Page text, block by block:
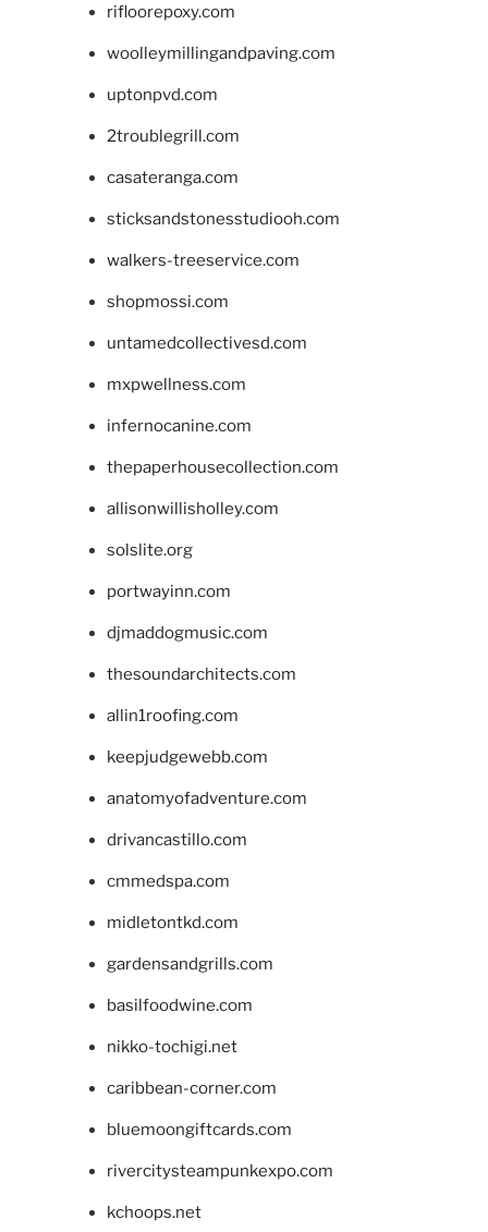
rifloorepoxy.com
woolleymillingandpaving.com
uptonpvd.com
2troublegrill.com
casateranga.com
sticksandstonesstudiooh.com
walkers-treeservice.com
shopmossi.com
untamedcollectivesd.com
mxpwellness.com
infernocanine.com
thepaperhousecollection.com
allisonwillisholley.com
solslite.org
portwayinn.com
djmaddogmusic.com
thesoundarchitects.com
allin1roofing.com
keepjudgewebb.com
anatomyofadventure.com
drivancastillo.com
cmmedspa.com
midletontkd.com
gardensandgrills.com
basilfoodwine.com
nikko-tochigi.net
caribbean-corner.com
bluemoongiftcards.com
rivercitysteampunkexpo.com
kchoops.net